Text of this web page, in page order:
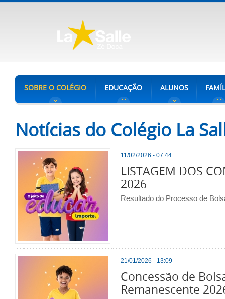
SOBRE O COLÉGIO EDUCAÇÃO ALUNOS
Notícias do Colégio La
11/02/2026 - 07:44
LISTAGEM DOS
2026
Resultado do Processo de
21/01/2026 - 13:09
Concessão de
Remanescente